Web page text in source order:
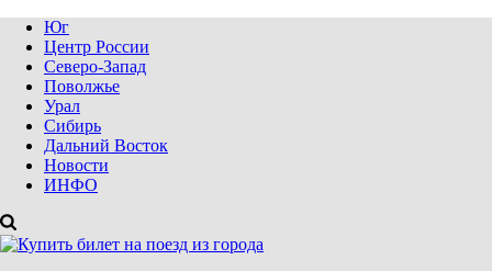
Юг
Центр России
Северо-Запад
Поволжье
Урал
Сибирь
Дальний Восток
Новости
ИНФО